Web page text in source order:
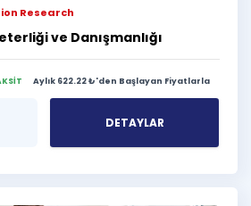
Research
ve Danışmanlığı
Aylık 622.22 ₺'den Başlayan Fiyatlarla
DETAYLAR